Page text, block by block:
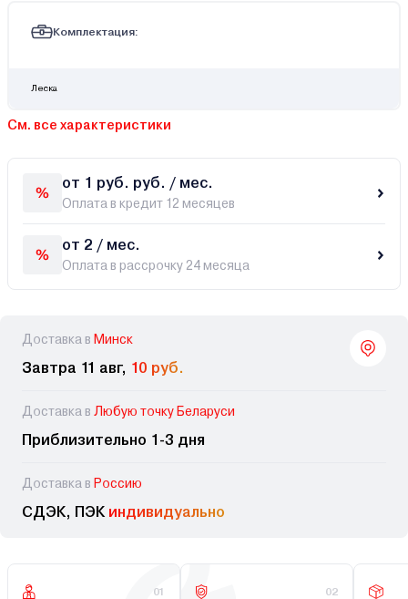
Комплектация:
Леска
См. все характеристики
от 1 руб. руб. / мес.
Оплата в кредит 12 месяцев
от 2 / мес.
Оплата в рассрочку 24 месяца
Доставка в Минск
Завтра 11 авг, 10 руб.
Доставка в Любую точку Беларуси
Приблизительно 1-3 дня
Доставка в Россию
СДЭК, ПЭК индивидуально
01 02